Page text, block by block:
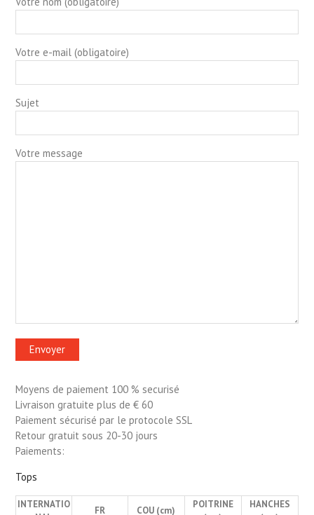
Votre e-mail (obligatoire)
Sujet
Votre message
Moyens de paiement 100 % securisé
Livraison gratuite plus de € 60
Paiement sécurisé par le protocole SSL
Retour gratuit sous 20-30 jours
Paiements:
Tops
INTERNATIO
FR COU (cm)
POITRINE
HANCHES